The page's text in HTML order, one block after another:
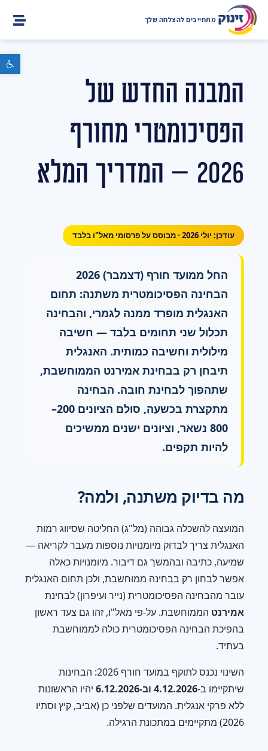
פתח סרגל נגישות
מתחייבים להצלחה שלך
המבנה החדש של
הפסיכומטרי מחורף
2026 — המדריך המלא
עודכן: יולי 2026 · מבוסס על פרסומי מאל"ו בלבד
החל ממועד חורף (דצמבר) 2026
הבחינה הפסיכומטרית משתנה: תחום
האנגלית מופרד ממנה לגמרי, והבחינה
תכלול שני תחומים בלבד — חשיבה
מילולית וחשיבה כמותית. האנגלית
תיבחן רק בבחינת אמירנט הממוחשבת,
שתהפוך לבחינת חובה. הבחינה
מתקצרת בכשעה, סולם הציונים 200–
800 נשאר, וציונים ישנים ממשיכים
להיות תקפים.
מה בדיוק משתנה, ולמה?
המועצה להשכלה גבוהה (מל"ג) החליטה שסיווג רמות
האנגלית צריך לבדוק מיומנויות נוספות מעבר לקריאה —
שמיעה, כתיבה ובהמשך גם דיבור. מיומנויות כאלה
אפשר לבחון רק בבחינה ממוחשבת, ולכן תחום האנגלית
עובר מהבחינה הפסיכומטרית (נייר ועיפרון) לבחינת
אמירנט הממוחשבת. על-פי מאל"ו, זהו גם צעד ראשון
בהפיכת הבחינה הפסיכומטרית כולה לממוחשבת
בעתיד.
השינוי נכנס לתוקף במועד חורף 2026: הבחינות
שיתקיימו ב-4.12.2026 וב-6.12.2026
יהיו הראשונות
ללא פרקי אנגלית. המועדים שלפני כן (אביב, קיץ וסתיו
2026) מתקיימים במתכונת הרגילה.